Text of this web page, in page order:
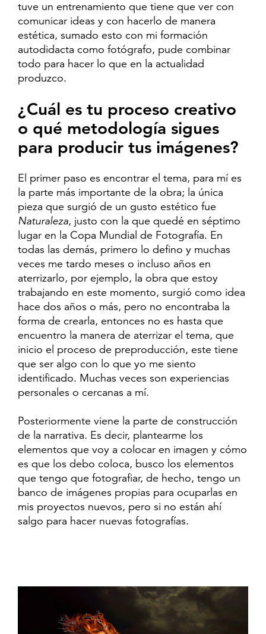
tuve un entrenamiento que tiene que ver con
comunicar ideas y con hacerlo de manera
estética, sumado esto con mi formación
autodidacta como fotógrafo, pude combinar
todo para hacer lo que en la actualidad
produzco.
¿Cuál es tu proceso creativo
o qué metodología sigues
para producir tus imágenes?
El primer paso es encontrar el tema, para mí es
la parte más importante de la obra; la única
pieza que surgió de un gusto estético fue
Naturaleza, justo con la que quedé en séptimo
lugar en la Copa Mundial de Fotografía. En
todas las demás, primero lo defino y muchas
veces me tardo meses o incluso años en
aterrizarlo, por ejemplo, la obra que estoy
trabajando en este momento, surgió como idea
hace dos años o más, pero no encontraba la
forma de crearla, entonces no es hasta que
encuentro la manera de aterrizar el tema, que
inicio el proceso de preproducción, este tiene
que ser algo con lo que yo me siento
identificado. Muchas veces son experiencias
personales o cercanas a mí.
Posteriormente viene la parte de construcción
de la narrativa. Es decir, plantearme los
elementos que voy a colocar en imagen y cómo
es que los debo coloca, busco los elementos
que tengo que fotografiar, de hecho, tengo un
banco de imágenes propias para ocuparlas en
mis proyectos nuevos, pero si no están ahí
salgo para hacer nuevas fotografías.